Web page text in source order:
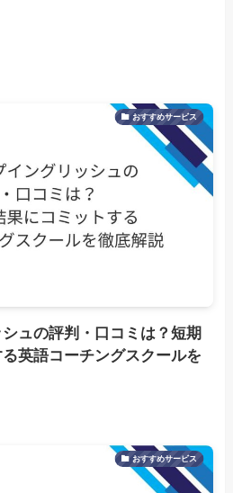
おすすめサービス
ュの評判・口コミは？短期
英語コーチングスクールを
おすすめサービス